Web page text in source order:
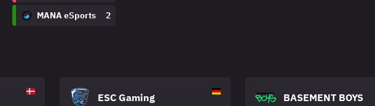
MANA eSports 2
ESC Gaming BASEMENT BOYS